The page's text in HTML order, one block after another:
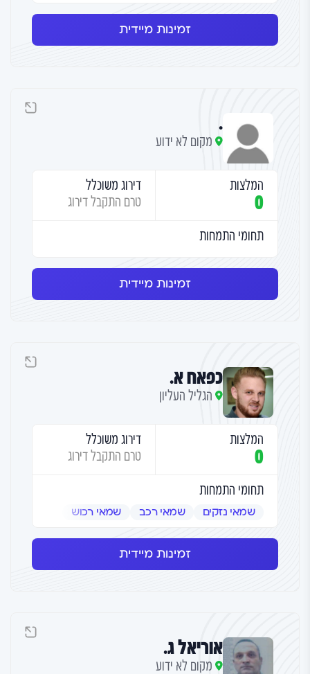
זמינות מיידית
.
מקום לא ידוע
המלצות
0
דירוג משוכלל
טרם התקבל דירוג
תחומי התמחות
זמינות מיידית
כפאח א.
הגליל העליון
המלצות
0
דירוג משוכלל
טרם התקבל דירוג
תחומי התמחות
שמאי נזקים שמאי רכב שמאי רכוש
זמינות מיידית
אוריאל ג.
מקום לא ידוע